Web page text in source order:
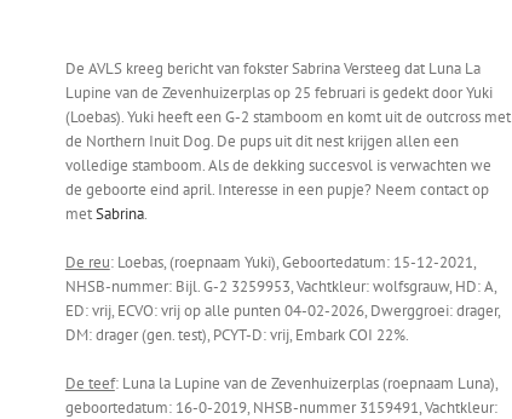
De AVLS kreeg bericht van fokster Sabrina Versteeg dat Luna La
Lupine van de Zevenhuizerplas op 25 februari is gedekt door Yuki
(Loebas). Yuki heeft een G-2 stamboom en komt uit de outcross met
de Northern Inuit Dog. De pups uit dit nest krijgen allen een
volledige stamboom. Als de dekking succesvol is verwachten we
de geboorte eind april. Interesse in een pupje? Neem contact op
metSabrina.
De reu: Loebas, (roepnaam Yuki), Geboortedatum: 15-12-2021,
NHSB-nummer: Bijl. G-2 3259953, Vachtkleur: wolfsgrauw, HD: A,
ED: vrij, ECVO: vrij op alle punten 04-02-2026, Dwerggroei: drager,
DM: drager (gen. test), PCYT-D: vrij, Embark COI 22%.
De teef: Luna la Lupine van de Zevenhuizerplas (roepnaam Luna),
geboortedatum: 16-0-2019, NHSB-nummer 3159491, Vachtkleur: